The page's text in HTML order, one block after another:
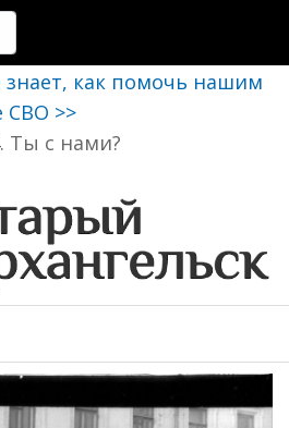
знает, как помочь нашим
СВО >>
Ты с нами?